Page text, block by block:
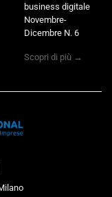
business digitale
Novembre-
Dicembre N. 6
Scopri di più →